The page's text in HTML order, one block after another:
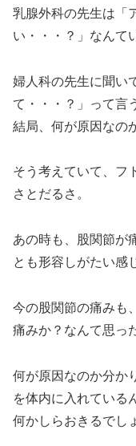
乳腺外科の先生は「
い・・・？」なんて
婦人科の先生に聞い
て・・・？」って言
結局、何が原因なの
そう考えていて、フ
さとだるさ。
あの時も、股関節が
とも形容しがたい感
今の股関節の痛みも
痛みか？なんて思っ
何が原因なのか分か
を体内に入れている
何かしらおきるでし